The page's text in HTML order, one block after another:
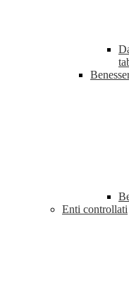
Enti controllati